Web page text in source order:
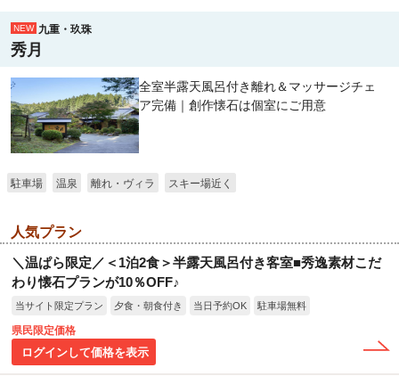
NEW 九重・玖珠
秀月
全室半露天風呂付き離れ＆マッサージチェ
ア完備｜創作懐石は個室にご用意
駐車場 温泉 離れ・ヴィラ スキー場近く
人気プラン
＼温ぱら限定／＜1泊2食＞半露天風呂付き客室■秀逸素材こだ
わり懐石プランが10％OFF♪
当サイト限定プラン 夕食・朝食付き 当日予約OK 駐車場無料
県民限定価格
ログインして価格を表示